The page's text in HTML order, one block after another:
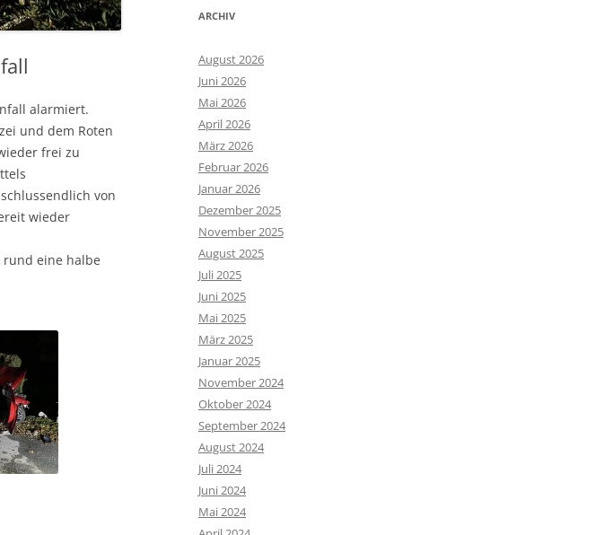
alarmiert.
und dem Roten
frei zu
von
wieder
rund eine halbe
ARCHIV
August 2026
Juni 2026
Mai 2026
April 2026
März 2026
Februar 2026
Januar 2026
Dezember 2025
November 2025
August 2025
Juli 2025
Juni 2025
Mai 2025
März 2025
Januar 2025
November 2024
Oktober 2024
September 2024
August 2024
Juli 2024
Juni 2024
Mai 2024